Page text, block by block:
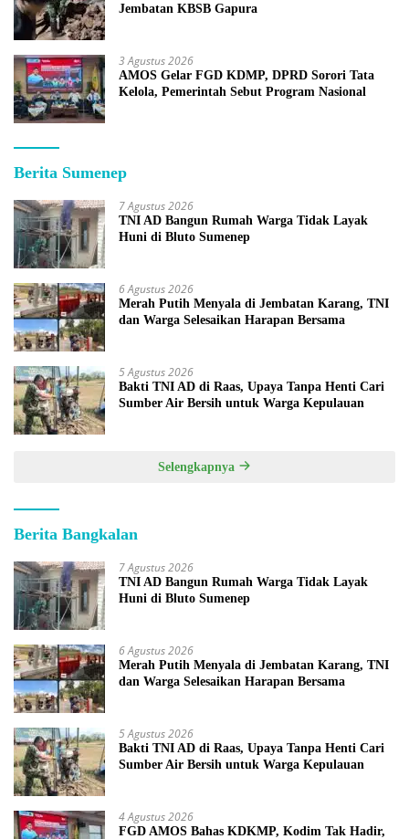
Jembatan KBSB Gapura
3 Agustus 2026
AMOS Gelar FGD KDMP, DPRD Sorori Tata
Kelola, Pemerintah Sebut Program Nasional
Berita Sumenep
7 Agustus 2026
TNI AD Bangun Rumah Warga Tidak Layak
Huni di Bluto Sumenep
6 Agustus 2026
Merah Putih Menyala di Jembatan Karang, TNI
dan Warga Selesaikan Harapan Bersama
5 Agustus 2026
Bakti TNI AD di Raas, Upaya Tanpa Henti Cari
Sumber Air Bersih untuk Warga Kepulauan
Selengkapnya
Berita Bangkalan
7 Agustus 2026
TNI AD Bangun Rumah Warga Tidak Layak
Huni di Bluto Sumenep
6 Agustus 2026
Merah Putih Menyala di Jembatan Karang, TNI
dan Warga Selesaikan Harapan Bersama
5 Agustus 2026
Bakti TNI AD di Raas, Upaya Tanpa Henti Cari
Sumber Air Bersih untuk Warga Kepulauan
4 Agustus 2026
FGD AMOS Bahas KDKMP, Kodim Tak Hadir,